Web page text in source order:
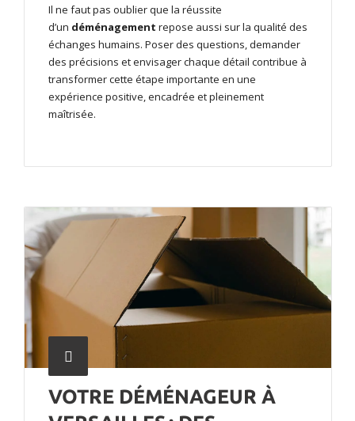
Il ne faut pas oublier que la réussite
d’un déménagement repose aussi sur la qualité des
échanges humains. Poser des questions, demander
des précisions et envisager chaque détail contribue à
transformer cette étape importante en une
expérience positive, encadrée et pleinement
maîtrisée.
VOTRE DÉMÉNAGEUR À